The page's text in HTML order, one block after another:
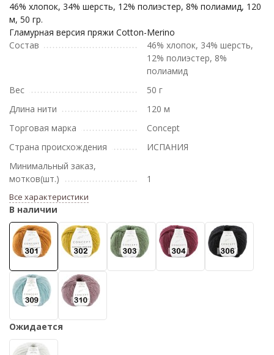
46% хлопок, 34% шерсть, 12% полиэстер, 8% полиамид, 120
м, 50 гр.
Гламурная версия пряжи Cotton-Merino
Состав
46% хлопок, 34% шерсть,
12% полиэстер, 8%
полиамид
Вес
50 г
Длина нити
120 м
Торговая марка
Concept
Страна происхождения
ИСПАНИЯ
Минимальный заказ,
мотков(шт.)
1
Все характеристики
В наличии
Ожидается